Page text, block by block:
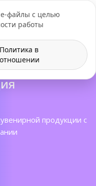
файлы с целью
работы
Политика в
отношении
+7 (495) 109-07-
продукции с